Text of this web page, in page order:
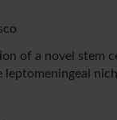
of a novel stem
leptomeningeal